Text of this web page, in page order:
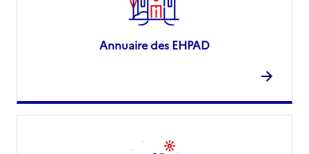
Annuaire des EHPAD